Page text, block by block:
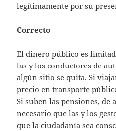
legítimamente por su
Correcto
El dinero público es
las y los conductores de
algún sitio se quita. Si
precio en transporte
Si suben las pensiones, de
necesario que las y los
que la ciudadanía sea